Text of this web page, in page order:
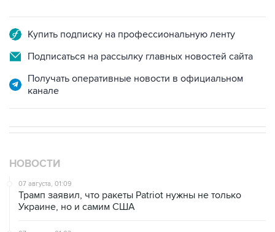
Купить подписку на профессиональную ленту
Подписаться на рассылку главных новостей сайта
Получать оперативные новости в официальном
канале
НОВОСТИ
07 августа, 01:09
Трамп заявил, что ракеты Patriot нужны не только
Украине, но и самим США